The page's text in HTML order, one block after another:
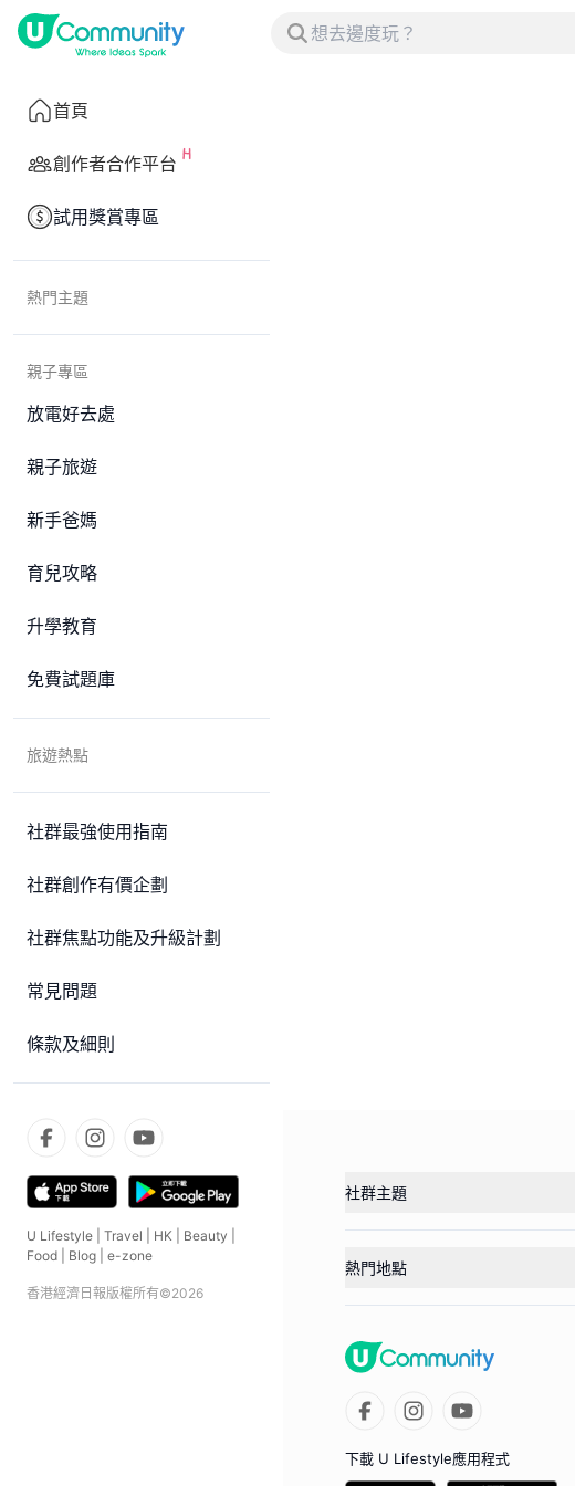
首頁
創作者合作平台
試用獎賞專區
熱門主題
親子專區
放電好去處
親子旅遊
新手爸媽
育兒攻略
升學教育
免費試題庫
旅遊熱點
社群最強使用指南
社群創作有價企劃
社群焦點功能及升級計劃
常見問題
條款及細則
U Lifestyle Travel HK Beauty
Food
Blog e-zone
香港經濟日報版權所有©2026
社群主題
熱門地點
下載 U Lifestyle應用程式